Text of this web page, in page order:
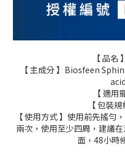
【 品名
【 主成分 】Biosfeen
【 適
【 包裝
【 使用方式 】使用前先搖勻
兩次，使用至少四周，建議
面，48小時